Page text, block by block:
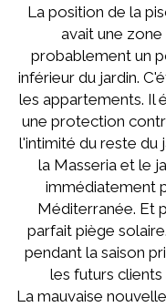
La position de la
avait une
probablement un
inférieur du jardin.
les appartements. Il
une protection
l'intimité du reste du
la Masseria et le
immédiatement
Méditerranée. Et
parfait piège
pendant la saison
les futurs
La mauvaise